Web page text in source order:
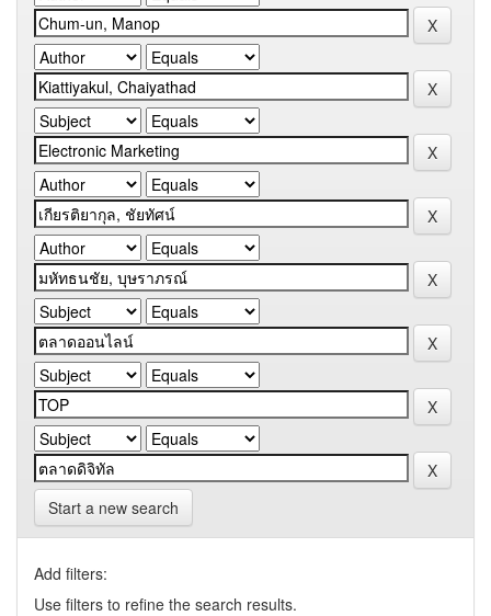
Start a new search
Add filters:
Use filters to refine the search results.